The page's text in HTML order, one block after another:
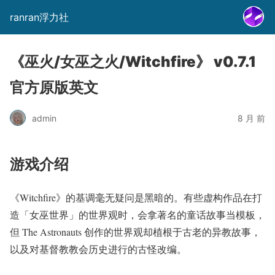
ranran浮力社
《巫火/女巫之火/Witchfire》 v0.7.1
官方原版英文
admin 8 月 前
游戏介绍
《Witchfire》的基调毫无疑问是黑暗的。有些虚构作品在打
造「女巫世界」的世界观时，会拿著名的童话故事当模板，
但 The Astronauts 创作的世界观却植根于古老的异教故事，
以及对基督教教会历史进行的古怪改编。